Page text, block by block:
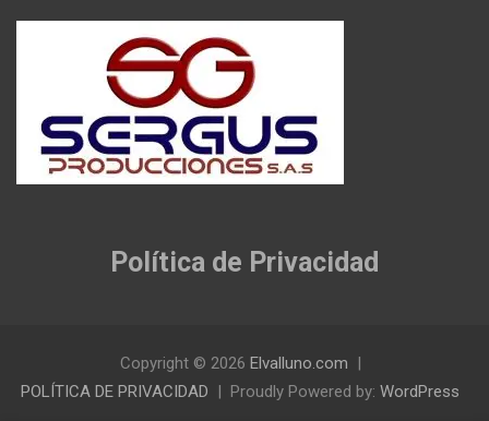
Política de Privacidad
Copyright © 2026 Elvalluno.com
POLÍTICA DE PRIVACIDAD
Proudly Powered by: WordPress